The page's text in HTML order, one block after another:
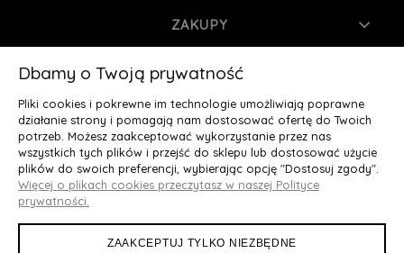
ZAKUPY
INFORMACJE
MOJE KONTO
O NAS
Deluxury.pl
Dbamy o Twoją prywatność
Pliki cookies i pokrewne im technologie umożliwiają poprawne
działanie strony i pomagają nam dostosować ofertę do Twoich
potrzeb. Możesz zaakceptować wykorzystanie przez nas
wszystkich tych plików i przejść do sklepu lub dostosować użycie
plików do swoich preferencji, wybierając opcję "Dostosuj zgody".
Więcej o plikach cookies przeczytasz w naszej Polityce
prywatności.
ZAAKCEPTUJ TYLKO NIEZBĘDNE